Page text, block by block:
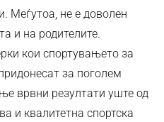
Меѓутоа, не е доволен
и на родителите.
кои спортувањето за
за поголем
врвни резултати уште од
и квалитетна спортска